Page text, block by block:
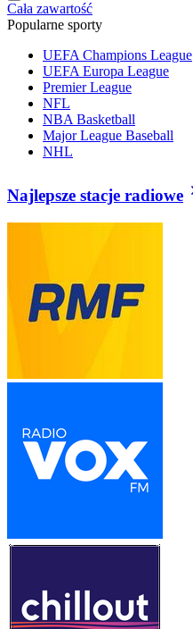
Cała zawartość
Popularne sporty
UEFA Champions League
UEFA Europa League
Premier League
NFL
NBA Basketball
Major League Baseball
NHL
Najlepsze stacje radiowe